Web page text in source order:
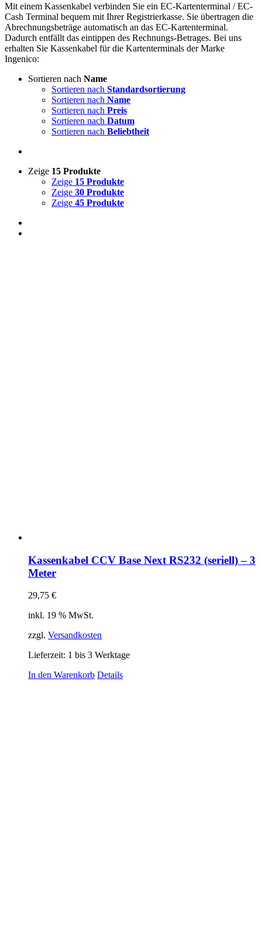
Mit einem Kassenkabel verbinden Sie ein EC-Kartenterminal / EC-
Cash Terminal bequem mit Ihrer Registrierkasse. Sie übertragen die
Abrechnungsbeträge automatisch an das EC-Kartenterminal.
Dadurch entfällt das eintippen des Rechnungs-Betrages. Bei uns
erhalten Sie Kassenkabel für die Kartenterminals der Marke
Ingenico:
Sortieren nach Name
Sortieren nach Standardsortierung
Sortieren nach Name
Sortieren nach Preis
Sortieren nach Datum
Sortieren nach Beliebtheit
Zeige 15 Produkte
Zeige 15 Produkte
Zeige 30 Produkte
Zeige 45 Produkte
Kassenkabel CCV Base Next RS232 (seriell) – 3
Meter
29,75 €
inkl. 19 % MwSt.
zzgl. Versandkosten
Lieferzeit: 1 bis 3 Werktage
In den Warenkorb Details